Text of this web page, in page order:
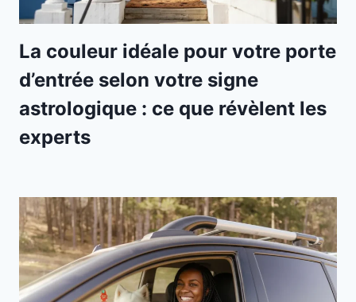
La couleur idéale pour votre porte
d’entrée selon votre signe
astrologique : ce que révèlent les
experts